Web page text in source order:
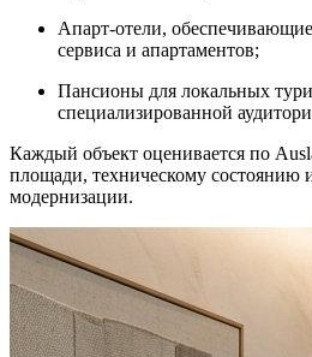
Апарт-отели,
сервиса и апартаментов;
Пансионы для локальных
специализированной
Каждый объект оценивается по
площади, техническому состоянию
модернизации.